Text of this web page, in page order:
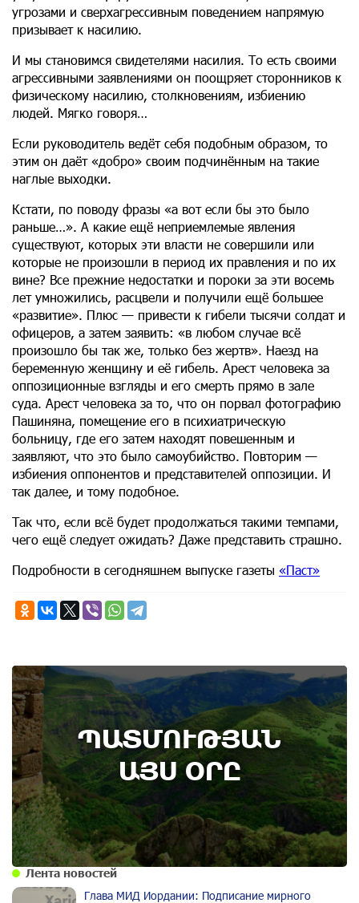
угрозами и сверхагрессивным поведением напрямую
призывает к насилию.
И мы становимся свидетелями насилия. То есть своими
агрессивными заявлениями он поощряет сторонников к
физическому насилию, столкновениям, избиению
людей. Мягко говоря…
Если руководитель ведёт себя подобным образом, то
этим он даёт «добро» своим подчинённым на такие
наглые выходки.
Кстати, по поводу фразы «а вот если бы это было
раньше…». А какие ещё неприемлемые явления
существуют, которых эти власти не совершили или
которые не произошли в период их правления и по их
вине? Все прежние недостатки и пороки за эти восемь
лет умножились, расцвели и получили ещё большее
«развитие». Плюс — привести к гибели тысячи солдат и
офицеров, а затем заявить: «в любом случае всё
произошло бы так же, только без жертв». Наезд на
беременную женщину и её гибель. Арест человека за
оппозиционные взгляды и его смерть прямо в зале
суда. Арест человека за то, что он порвал фотографию
Пашиняна, помещение его в психиатрическую
больницу, где его затем находят повешенным и
заявляют, что это было самоубийство. Повторим —
избиения оппонентов и представителей оппозиции. И
так далее, и тому подобное.
Так что, если всё будет продолжаться такими темпами,
чего ещё следует ожидать? Даже представить страшно.
Подробности в сегодняшнем выпуске газеты «Паст»
ՊԱՏՄՈՒԹՅԱՆ
ԱՅՍ ՕՐԸ
11th of August
Административный суд удовлетворил иск ААЦ
по делу монастыря Ованаванк
Лента новостей
Глава МИД Иордании: Подписание мирного